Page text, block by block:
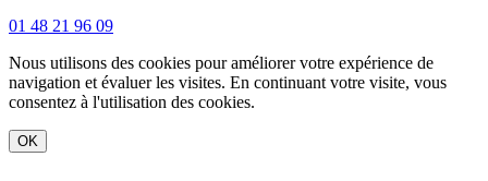
01 48 21 96 09
Nous utilisons des cookies pour améliorer votre expérience de
navigation et évaluer les visites. En continuant votre visite, vous
consentez à l'utilisation des cookies.
OK